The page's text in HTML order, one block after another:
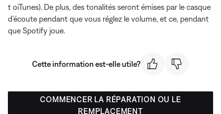
t oiTunes). De plus, des tonalités seront émises par le casque
d’écoute pendant que vous réglez le volume, et ce, pendant
que Spotify joue.
Cette information est-elle utile?
COMMENCER LA RÉPARATION OU LE
REMPLACEMENT